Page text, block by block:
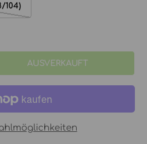
104)
AUSVERKAUFT